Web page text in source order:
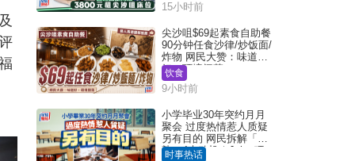
15小时前
尖沙咀$69起素食自助餐
90分钟任食沙律/炒饭面/
炸物 网民大赞：味道
好，环境阔落
饮食
9小时前
小学毕业30年突约月月
聚会 过度热情惹人质疑
另有目的 网民拆解「扮
熟」4大动机｜Juicy叮
时事热话